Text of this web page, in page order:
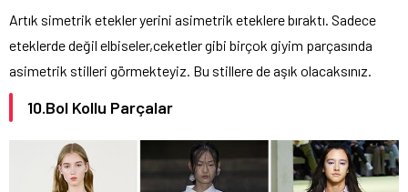
Artık simetrik etekler yerini asimetrik eteklere bıraktı. Sadece
eteklerde değil elbiseler,ceketler gibi birçok giyim parçasında
asimetrik stilleri görmekteyiz. Bu stillere de aşık olacaksınız.
10.Bol Kollu Parçalar